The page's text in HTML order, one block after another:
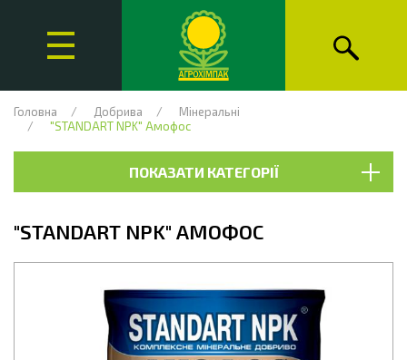
Головна Добрива
Мінеральні
"STANDART NPK" Амофос
ПОКАЗАТИ КАТЕГОРІЇ
"STANDART NPK" АМОФОС